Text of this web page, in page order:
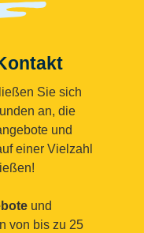
Sie sich
an, die
und
einer Vielzahl
und
von bis zu 25